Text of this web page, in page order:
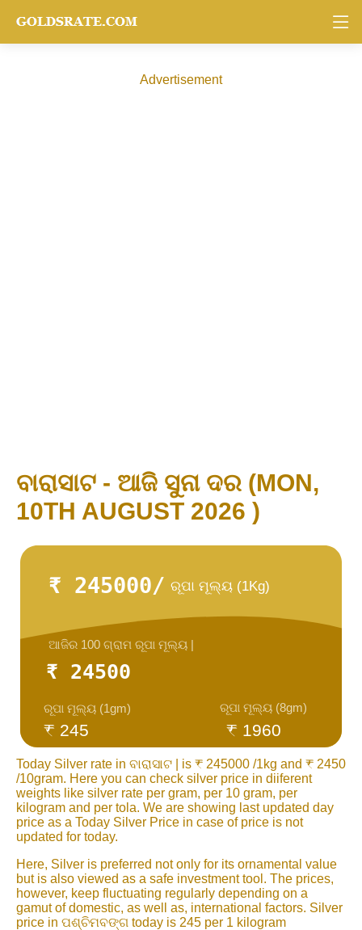
Advertisement
ବାରାସାଟ - ଆଜି ସୁନା ଦର (MON,
10TH AUGUST 2026 )
₹ 245000/ ରୂପା ମୂଲ୍ୟ (1Kg)
₹ 24500
₹ 245
ରୂପା ମୂଲ୍ୟ (1gm) ରୂପା ମୂଲ୍ୟ (8gm)
ଆଜିର 100 ଗ୍ରାମ ରୂପା ମୂଲ୍ୟ |
₹ 1960
Today Silver rate in ବାରାସାଟ | is ₹ 245000 /1kg and ₹ 2450
/10gram. Here you can check silver price in diiferent
weights like silver rate per gram, per 10 gram, per
kilogram and per tola. We are showing last updated day
price as a Today Silver Price in case of price is not
updated for today.
Here, Silver is preferred not only for its ornamental value
but is also viewed as a safe investment tool. The prices,
however, keep fluctuating regularly depending on a
gamut of domestic, as well as, international factors. Silver
price in ପଶ୍ଚିମବଙ୍ଗ today is 245 per 1 kilogram